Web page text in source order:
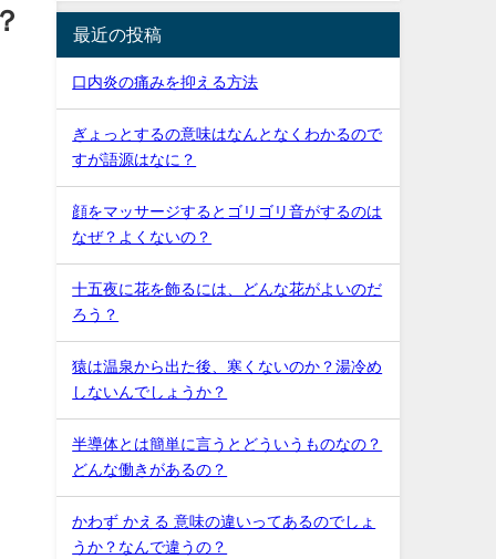
最近の投稿
口内炎の痛みを抑える方法
ぎょっとするの意味はなんとなくわかるので
すが語源はなに？
顔をマッサージするとゴリゴリ音がするのは
なぜ？よくないの？
十五夜に花を飾るには、どんな花がよいのだ
ろう？
猿は温泉から出た後、寒くないのか？湯冷め
しないんでしょうか？
半導体とは簡単に言うとどういうものなの？
どんな働きがあるの？
かわず かえる 意味の違いってあるのでしょ
うか？なんで違うの？